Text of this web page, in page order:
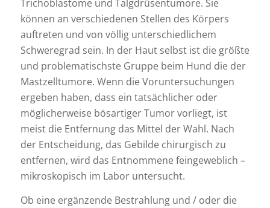
Trichoblastome und Talgdrüsentumore. Sie
können an verschiedenen Stellen des Körpers
auftreten und von völlig unterschiedlichem
Schweregrad sein. In der Haut selbst ist die größte
und problematischste Gruppe beim Hund die der
Mastzelltumore. Wenn die Voruntersuchungen
ergeben haben, dass ein tatsächlicher oder
möglicherweise bösartiger Tumor vorliegt, ist
meist die Entfernung das Mittel der Wahl. Nach
der Entscheidung, das Gebilde chirurgisch zu
entfernen, wird das Entnommene feingeweblich –
mikroskopisch im Labor untersucht.
Ob eine ergänzende Bestrahlung und / oder die